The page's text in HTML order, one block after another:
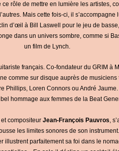
rôle de mettre en lumière les artistes,
Mais cette fois-ci, il
d’œil à Bill Laswell pour le jeu de
dans un univers sombre, comme si
un film de Lynch.
français. Co-fondateur du GRIM à
comme sur disque auprès de
Phillips, Loren Connors ou André
hommage aux femmes de la Beat
compositeur Jean-François Pauvros,
les limites sonores de son
illustrent parfaitement sa foi dans le